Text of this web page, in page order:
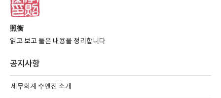
照衡
읽고 보고 들은 내용을 정리합니다
공지사항
세무회계 수앤진 소개